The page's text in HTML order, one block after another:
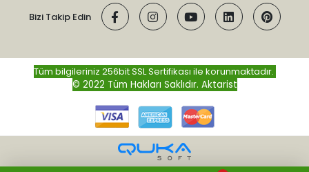
Bizi Takip Edin
Tüm bilgileriniz 256bit SSL Sertifikası ile korunmaktadır.
© 2022 Tüm Hakları Saklıdır. Aktarist